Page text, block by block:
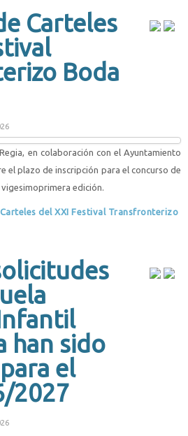
Carteles
Boda
en colaboración con el Ayuntamiento
el plazo de inscripción para el concurso de
edición.
del XXI Festival Transfronterizo
han sido
el
2027